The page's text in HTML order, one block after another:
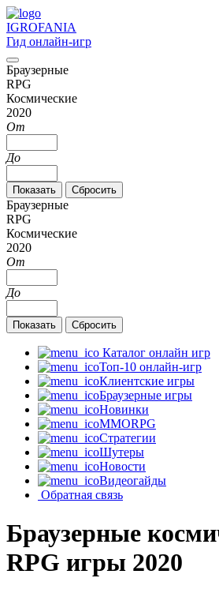
IGROFANIA
Гид онлайн-игр
Браузерные
RPG
Космические
2020
От
До
Браузерные
RPG
Космические
2020
От
До
Каталог онлайн игр
Топ-10 онлайн-игр
Клиентские игры
Браузерные игры
Новинки
MMORPG
Стратегии
Шутеры
Новости
Видеогайды
Обратная связь
Браузерные
RPG игры 2020